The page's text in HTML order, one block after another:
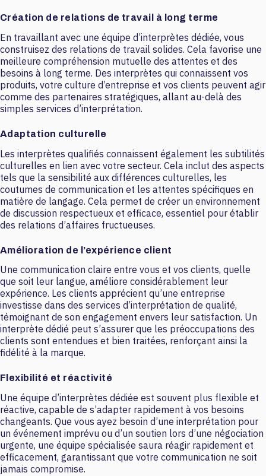
Création de relations de travail à long terme
En travaillant avec une équipe d’interprètes dédiée, vous
construisez des relations de travail solides. Cela favorise une
meilleure compréhension mutuelle des attentes et des
besoins à long terme. Des interprètes qui connaissent vos
produits, votre culture d’entreprise et vos clients peuvent agir
comme des partenaires stratégiques, allant au-delà des
simples services d’interprétation.
Adaptation culturelle
Les interprètes qualifiés connaissent également les subtilités
culturelles en lien avec votre secteur. Cela inclut des aspects
tels que la sensibilité aux différences culturelles, les
coutumes de communication et les attentes spécifiques en
matière de langage. Cela permet de créer un environnement
de discussion respectueux et efficace, essentiel pour établir
des relations d’affaires fructueuses.
Amélioration de l’expérience client
Une communication claire entre vous et vos clients, quelle
que soit leur langue, améliore considérablement leur
expérience. Les clients apprécient qu’une entreprise
investisse dans des services d’interprétation de qualité,
témoignant de son engagement envers leur satisfaction. Un
interprète dédié peut s’assurer que les préoccupations des
clients sont entendues et bien traitées, renforçant ainsi la
fidélité à la marque.
Flexibilité et réactivité
Une équipe d’interprètes dédiée est souvent plus flexible et
réactive, capable de s’adapter rapidement à vos besoins
changeants. Que vous ayez besoin d’une interprétation pour
un événement imprévu ou d’un soutien lors d’une négociation
urgente, une équipe spécialisée saura réagir rapidement et
efficacement, garantissant que votre communication ne soit
jamais compromise.